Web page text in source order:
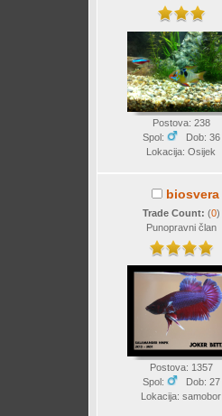
Postova: 238
Spol:
Dob: 36
Lokacija: Osijek
biosvera
Trade Count: (0)
Punopravni član
Postova: 1357
Spol:
Dob: 27
Lokacija: samobor